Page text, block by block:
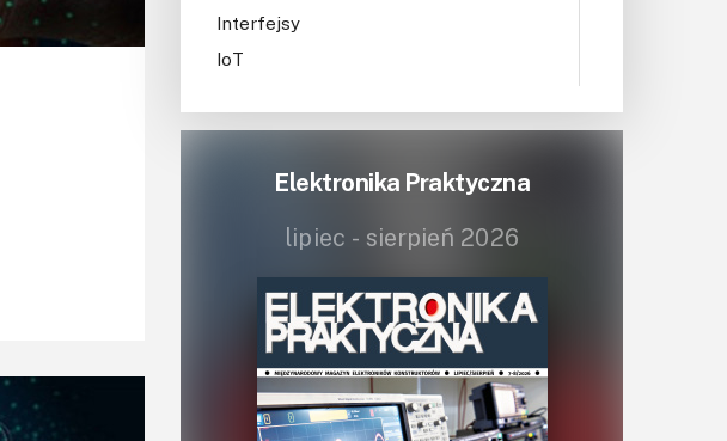
Interfejsy
IoT
Książki
Mechatronika
Mikrokontrolery (MCV,μC)
Moduły
Narzędzia
Optoelektronika
Elektronika Praktyczna
lipiec - sierpień 2026